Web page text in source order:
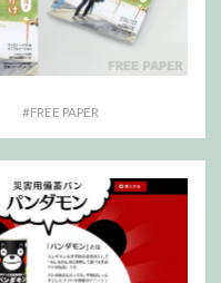
FREE PAPER